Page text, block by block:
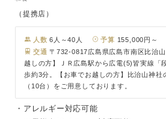
（提携店）
人数 6人～40人 予算 155,000円～
交通 〒732-0817広島県広島市南区比治
越しの方】ＪＲ広島駅から広電(5)皆実線「
歩約3分。【お車でお越しの方】比治山神社
（10台）をご用意しております。
・アレルギー対応可能